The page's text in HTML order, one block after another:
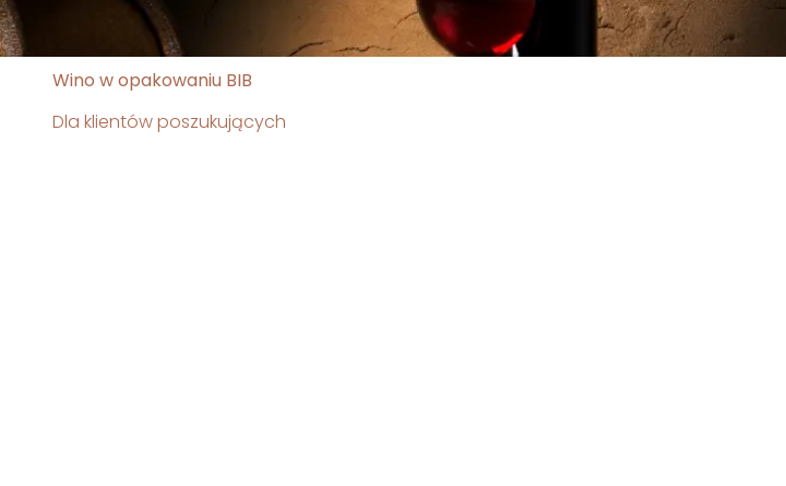
Wino w opakowaniu BIB
Dla klientów poszukujących